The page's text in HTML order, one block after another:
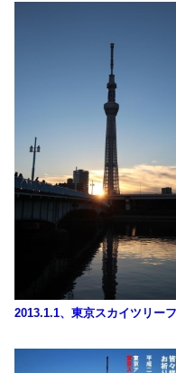
2013.1.1、東京スカイツリー